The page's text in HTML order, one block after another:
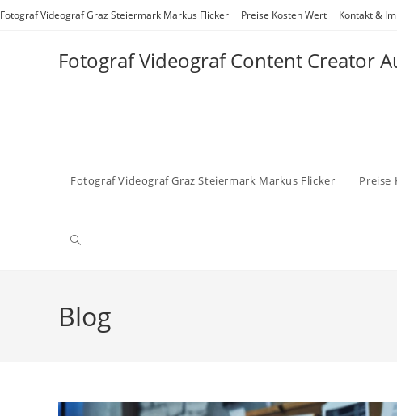
Zum
Fotograf Videograf Graz Steiermark Markus Flicker Preise Kosten Wert Kontakt &
Fotograf Videograf Content Creator
Fotograf Videograf Graz Steiermark Markus Flicker Preise
Website-
Blog